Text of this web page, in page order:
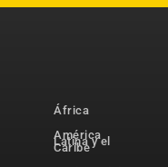
África
América
Latina y el
Caribe